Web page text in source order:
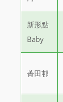
新形點
Baby
菁田邨